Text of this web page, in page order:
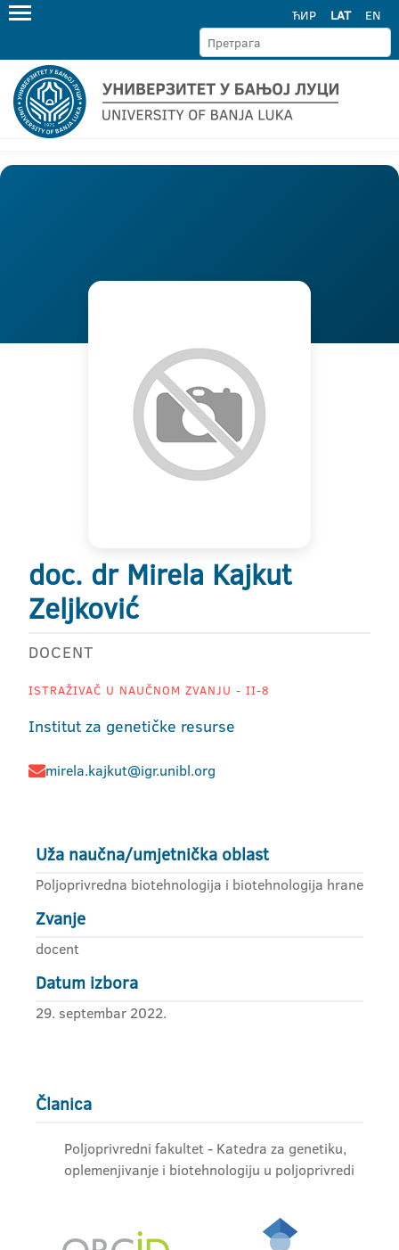
ЋИР LAT EN
doc. dr Mirela Kajkut
Zeljković
DOCENT
ISTRAŽIVAČ U NAUČNOM ZVANJU - II-8
Institut za genetičke resurse
mirela.kajkut@igr.unibl.org
Uža naučna/umjetnička oblast
Poljoprivredna biotehnologija i biotehnologija hrane
Zvanje
docent
Datum izbora
29. septembar 2022.
Članica
Poljoprivredni fakultet - Katedra za genetiku,
oplemenjivanje i biotehnologiju u poljoprivredi